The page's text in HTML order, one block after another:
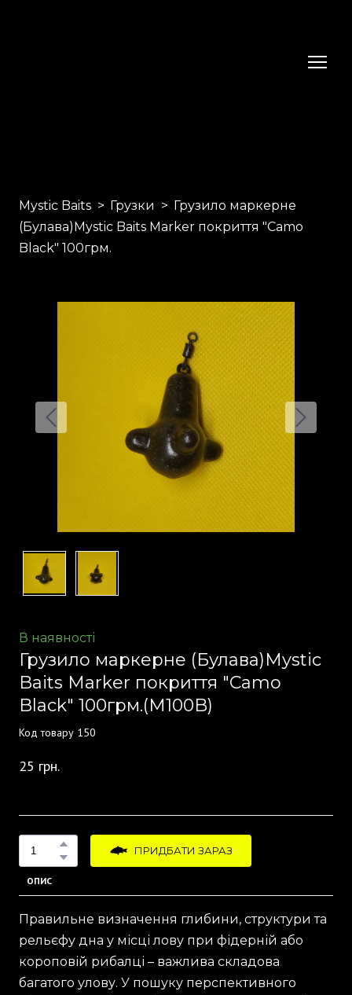
Mystic Baits Грузки
Грузило маркерне
(Булава)Mystic Baits Marker покриття "Camo
Black" 100грм.
В наявності
Грузило маркерне (Булава)Mystic
Baits Marker покриття "Camo
Black" 100грм.(M100B)
Код товару 150
25 грн.
ПРИДБАТИ ЗАРАЗ
ОПИС
Правильне визначення глибини, структури та
рельєфу дна у місці лову при фідерній або
короповій рибалці – важлива складова
багатого улову. У пошуку перспективного